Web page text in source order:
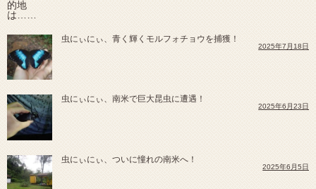
虫にぃにぃ、青く輝くモルフォチョウを捕獲！
2025年7月18日
虫にぃにぃ、南米で巨大昆虫に遭遇！
2025年6月23日
虫にぃにぃ、ついに憧れの南米へ！
2025年6月5日